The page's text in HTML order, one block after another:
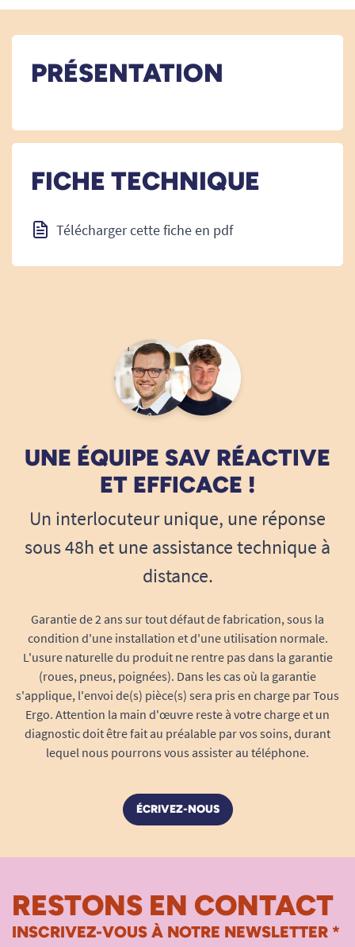
PRÉSENTATION
FICHE TECHNIQUE
Télécharger cette fiche en pdf
UNE ÉQUIPE SAV RÉACTIVE
ET EFFICACE !
Un interlocuteur unique, une réponse
sous 48h et une assistance technique à
distance.
Garantie de 2 ans sur tout défaut de fabrication, sous la
condition d'une installation et d'une utilisation normale.
L'usure naturelle du produit ne rentre pas dans la garantie
(roues, pneus, poignées). Dans les cas où la garantie
s'applique, l'envoi de(s) pièce(s) sera pris en charge par Tous
Ergo. Attention la main d'œuvre reste à votre charge et un
diagnostic doit être fait au préalable par vos soins, durant
lequel nous pourrons vous assister au téléphone.
ÉCRIVEZ-NOUS
RESTONS EN CONTACT
INSCRIVEZ-VOUS À NOTRE NEWSLETTER *